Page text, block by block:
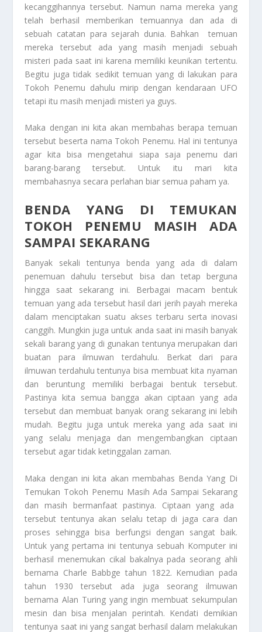
kecanggihannya tersebut. Namun nama mereka yang
telah berhasil memberikan temuannya dan ada di
sebuah catatan para sejarah dunia. Bahkan temuan
mereka tersebut ada yang masih menjadi sebuah
misteri pada saat ini karena memiliki keunikan tertentu.
Begitu juga tidak sedikit temuan yang di lakukan para
Tokoh Penemu dahulu mirip dengan kendaraan UFO
tetapi itu masih menjadi misteri ya guys.
Maka dengan ini kita akan membahas berapa temuan
tersebut beserta nama Tokoh Penemu. Hal ini tentunya
agar kita bisa mengetahui siapa saja penemu dari
barang-barang tersebut. Untuk itu mari kita
membahasnya secara perlahan biar semua paham ya.
BENDA YANG DI TEMUKAN
TOKOH PENEMU MASIH ADA
SAMPAI SEKARANG
Banyak sekali tentunya benda yang ada di dalam
penemuan dahulu tersebut bisa dan tetap berguna
hingga saat sekarang ini. Berbagai macam bentuk
temuan yang ada tersebut hasil dari jerih payah mereka
dalam menciptakan suatu akses terbaru serta inovasi
canggih. Mungkin juga untuk anda saat ini masih banyak
sekali barang yang di gunakan tentunya merupakan dari
buatan para ilmuwan terdahulu. Berkat dari para
ilmuwan terdahulu tentunya bisa membuat kita nyaman
dan beruntung memiliki berbagai bentuk tersebut.
Pastinya kita semua bangga akan ciptaan yang ada
tersebut dan membuat banyak orang sekarang ini lebih
mudah. Begitu juga untuk mereka yang ada saat ini
yang selalu menjaga dan mengembangkan ciptaan
tersebut agar tidak ketinggalan zaman.
Maka dengan ini kita akan membahas Benda Yang Di
Temukan Tokoh Penemu Masih Ada Sampai Sekarang
dan masih bermanfaat pastinya. Ciptaan yang ada
tersebut tentunya akan selalu tetap di jaga cara dan
proses sehingga bisa berfungsi dengan sangat baik.
Untuk yang pertama ini tentunya sebuah Komputer ini
berhasil menemukan cikal bakalnya pada seorang ahli
bernama Charle Babbge tahun 1822. Kemudian pada
tahun 1930 tersebut ada juga seorang ilmuwan
bernama Alan Turing yang ingin membuat sekumpulan
mesin dan bisa menjalan perintah. Kendati demikian
tentunya saat ini yang sangat berhasil dalam melakukan